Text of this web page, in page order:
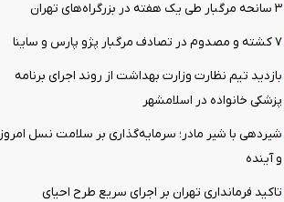
۳ سانحه مرگبار طی یک هفته در بزرگراه‌های تهران
۷ کشته و مصدوم در تصادف مرگبار پژو پارس و ساینا
بازدید تیم نظارت وزارت بهداشت از روند اجرای برنامه
پزشکی خانواده در اسلامشهر
شیردهی با شیر مادر؛ سرمایه‌گذاری بر سلامت نسل امروز
و آینده
تاکید فرمانداری تهران بر اجرای سریع طرح احیای